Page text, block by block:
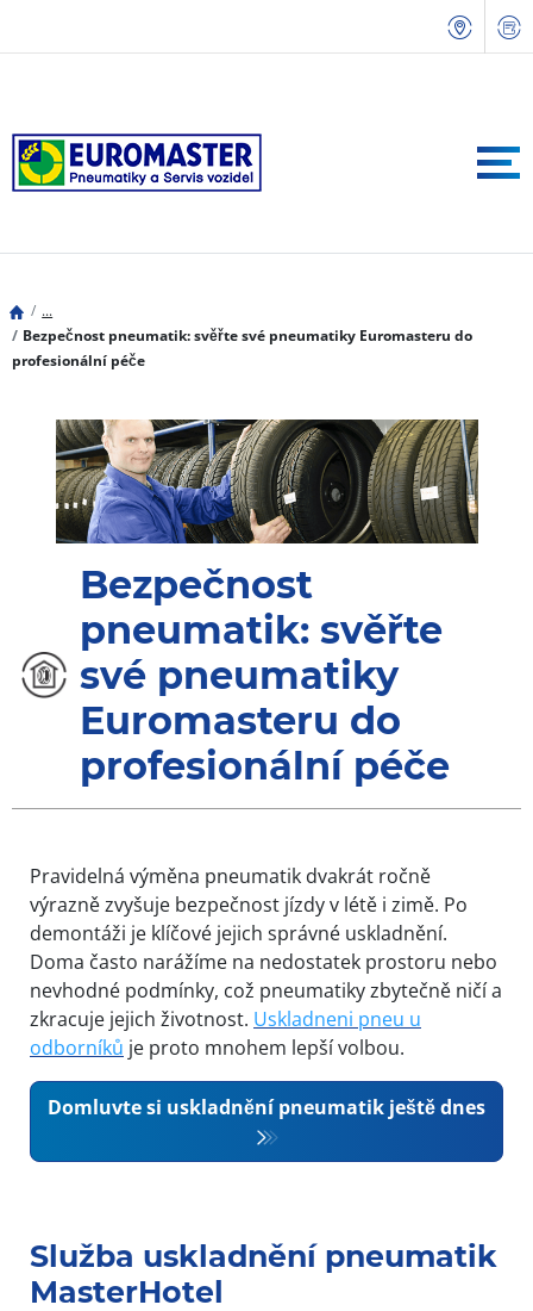
...
Bezpečnost pneumatik: svěřte své pneumatiky Euromasteru do
profesionální péče
Bezpečnost
pneumatik: svěřte
své pneumatiky
Euromasteru do
profesionální péče
Pravidelná výměna pneumatik dvakrát ročně
výrazně zvyšuje bezpečnost jízdy v létě i zimě. Po
demontáži je klíčové jejich správné uskladnění.
Doma často narážíme na nedostatek prostoru nebo
nevhodné podmínky, což pneumatiky zbytečně ničí a
zkracuje jejich životnost. Uskladneni pneu u
odborníků je proto mnohem lepší volbou.
Domluvte si uskladnění pneumatik ještě dnes
Služba uskladnění pneumatik
MasterHotel